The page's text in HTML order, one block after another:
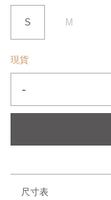
S M
現貨
-
尺寸表